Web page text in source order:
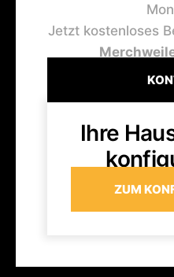
Jetzt kostenloses
Ihre
ZUM